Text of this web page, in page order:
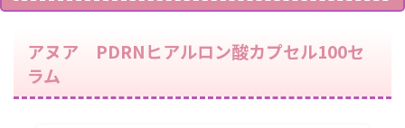
アヌア PDRNヒアルロン酸カプセル100セ
ラム